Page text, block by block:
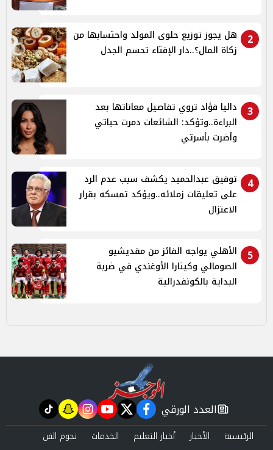
2
هل يجوز توزيع حلوى المولد واحتسابها من
زكاة المال؟..دار الإفتاء تحسم الجدل
3
داليا فؤاد تروي تفاصيل معاناتها بعد
البراءة..وتؤكد: الشائعات دمرت حياتي
وأضرت بأسرتي
4
توفيق عبدالحميد يكشف سبب عدم الرد
على تعليقات زملائه..ويؤكد تمسكه بقرار
الاعتزال
5
الأهلي يواجه الفائز من مقديشيو
الصومالي وكيتارا الأوغندي في ضربة
البداية بالكونفدرالية
newspaper
العدد الورقي facebook
twitter
youtube
instagram
snapchat
tiktok
الرئيسية الأخبار أخبار التعليم الخدمات نجوم الفن